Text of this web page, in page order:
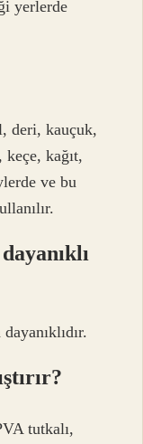
yerlerde
deri, kauçuk,
kağıt,
ve bu
tutkalı,